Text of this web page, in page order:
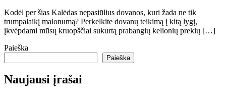
Kodėl per šias Kalėdas nepasiūlius dovanos, kuri žada ne tik
trumpalaikį malonumą? Perkelkite dovanų teikimą į kitą lygį,
įkvėpdami mūsų kruopščiai sukurtą prabangių kelionių prekių […]
Paieška
Paieška
Naujausi įrašai